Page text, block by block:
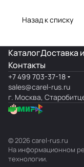
поломок и
Назад к списку
КаталогДоставка
Контакты
+7 499 703-37-18
sales@carel-rus.ru
г. Москва,
© 2026 carel-rus.ru
На информационном
технологии.